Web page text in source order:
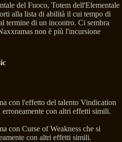
del Fuoco, Totem dell'Elementale
alla lista di abilità il cui tempo di
termine di un incontro. Ci sembra
non è più l'incursione
con l'effetto del talento Vindication
erroneamente con altri effetti simili.
con Curse of Weakness che si
con altri effetti simili.